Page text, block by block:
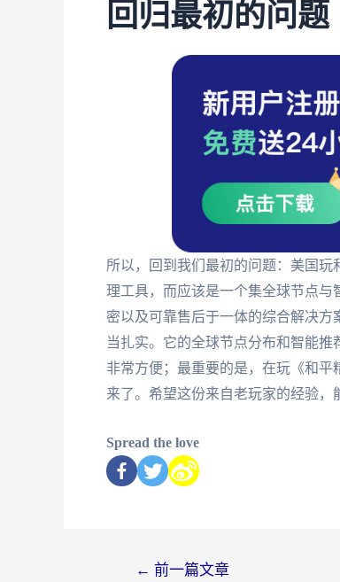
回归最初的问题
所以，回到我们最初的问题：美国
理工具，而应该是一个集全球节点
密以及可靠售后于一体的综合解决
当扎实。它的全球节点分布和智能
非常方便；最重要的是，在玩《和
来了。希望这份来自老玩家的经验，
Spread the love
← 前一篇文章